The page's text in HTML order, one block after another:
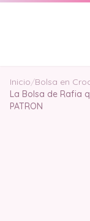
Inicio/Bolsa en
La Bolsa de Rafia
PATRON